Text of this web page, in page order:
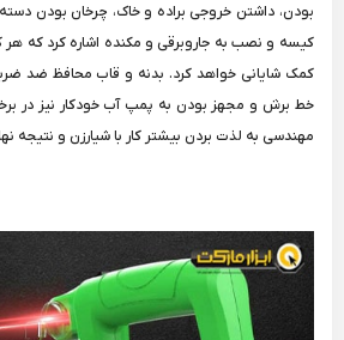
بودن، داشتن خروجی براده و خاک، چرخان بودن
کیسه و نصب به جاروبرقی و مکنده اشاره کرد که هر
کمک شایانی خواهد کرد. بدنه و قاب محافظ ضد ضربه،
خط برش و مجهز بودن به پمپ آب خودکار نیز در
مهندسی به لذت بردن بیشتر کار با شیارزن و نتیجه